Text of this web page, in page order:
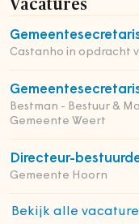
Vacatures
Castanho in opdracht
Bestman - Bestuur &
Gemeente Weert
Directeur-
Gemeente Hoorn
Bekijk alle